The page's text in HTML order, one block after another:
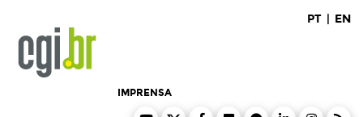
conteúdo
PT | EN
IMPRENSA